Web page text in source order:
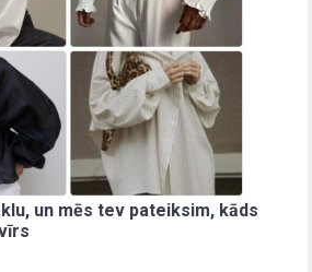
un mēs tev pateiksim, kāds